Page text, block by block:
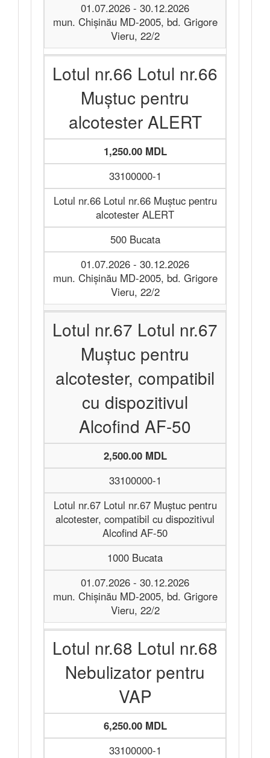
01.07.2026 - 30.12.2026
mun. Chișinău MD-2005, bd. Grigore
Vieru, 22/2
Lotul nr.66 Lotul nr.66
Muștuc pentru
alcotester ALERT
1,250.00 MDL
33100000-1
Lotul nr.66 Lotul nr.66 Muștuc pentru
alcotester ALERT
500 Bucata
01.07.2026 - 30.12.2026
mun. Chișinău MD-2005, bd. Grigore
Vieru, 22/2
Lotul nr.67 Lotul nr.67
Muștuc pentru
alcotester, compatibil
cu dispozitivul
Alcofind AF-50
2,500.00 MDL
33100000-1
Lotul nr.67 Lotul nr.67 Muștuc pentru
alcotester, compatibil cu dispozitivul
Alcofind AF-50
1000 Bucata
01.07.2026 - 30.12.2026
mun. Chișinău MD-2005, bd. Grigore
Vieru, 22/2
Lotul nr.68 Lotul nr.68
Nebulizator pentru
VAP
6,250.00 MDL
33100000-1